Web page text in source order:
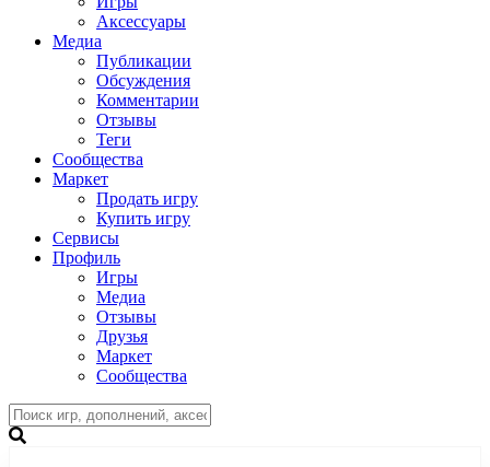
Аксессуары
Медиа
Публикации
Обсуждения
Комментарии
Отзывы
Теги
Сообщества
Маркет
Продать игру
Купить игру
Сервисы
Профиль
Игры
Медиа
Отзывы
Друзья
Маркет
Сообщества